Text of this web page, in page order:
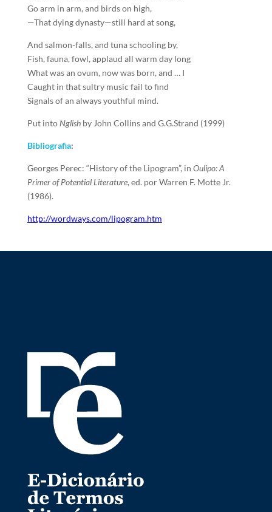
Go arm in arm, and birds on high,
—That dying dynasty—still hard at song,
And salmon-falls, and tuna schooling by,
Fish, fauna, fowl, applaud all warm day long
What was an ovum, now was born, and … I
Caught in that sultry music fail to find
Signals of an always youthful mind.
Put into Nglishby John Collins and G.G.Strand (1999)
Bibliografia:
Georges Perec: “History of the Lipogram”, in Oulipo: A
Primer of Potential Literature, ed. por Warren F. Motte Jr.
(1986).
http://wordways.com/lipogram.htm